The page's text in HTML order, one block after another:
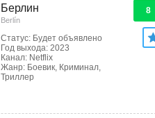
Берлин
Berlín
Статус: Будет объявлено
Год выхода: 2023
Канал: Netflix
Жанр: Боевик, Криминал,
Триллер
8